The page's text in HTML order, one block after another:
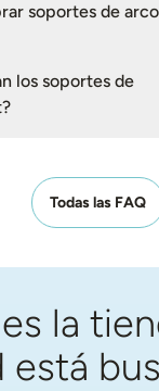
soportes de
los soportes de
Todas las FAQ
la
está